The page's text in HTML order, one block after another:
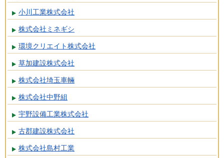
小川工業株式会社
株式会社ミネギシ
環境クリエイト株式会社
草加建設株式会社
株式会社埼玉車輛
株式会社中野組
宇野設備工業株式会社
古郡建設株式会社
株式会社島村工業